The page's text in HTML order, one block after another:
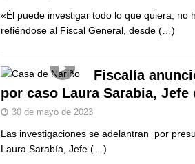
«Él puede investigar todo lo que quiera, no
refiéndose al Fiscal General, desde (…)
Fiscalía
por caso Laura Sarabia, Jefe
30 de mayo de 2023
Las investigaciones se adelantran por
Laura Sarabía, Jefe (…)